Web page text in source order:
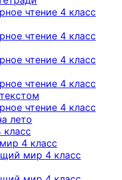
чтение 4 класс
чтение 4 класс
чтение 4 класс
чтение 4 класс
чтение 4 класс
лето
4 класс
мир 4 класс